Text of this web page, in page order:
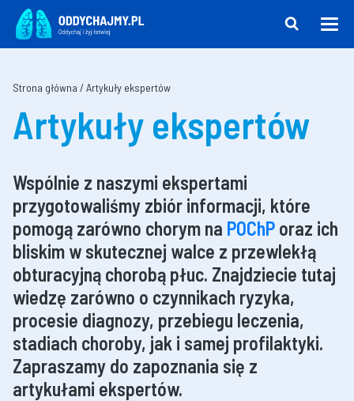
Strona główna / Artykuły ekspertów
Artykuły ekspertów
Wspólnie z naszymi ekspertami
przygotowaliśmy zbiór informacji, które
pomogą zarówno chorym na POChP oraz ich
bliskim w skutecznej walce z przewlekłą
obturacyjną chorobą płuc. Znajdziecie tutaj
wiedzę zarówno o czynnikach ryzyka,
procesie diagnozy, przebiegu leczenia,
stadiach choroby, jak i samej profilaktyki.
Zapraszamy do zapoznania się z
artykułami ekspertów.